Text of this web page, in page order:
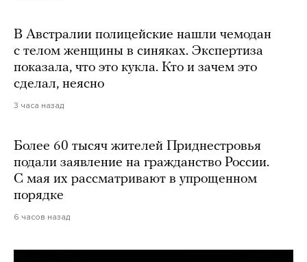
В Австралии полицейские нашли чемодан
с телом женщины в синяках. Экспертиза
показала, что это кукла. Кто и зачем это
сделал, неясно
3 часа назад
Более 60 тысяч жителей Приднестровья
подали заявление на гражданство России.
С мая их рассматривают в упрощенном
порядке
6 часов назад